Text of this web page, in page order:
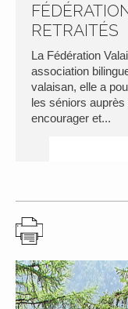
RETRAITÉS
La Fédération
association
valaisan, elle a
les séniors
encourager et...